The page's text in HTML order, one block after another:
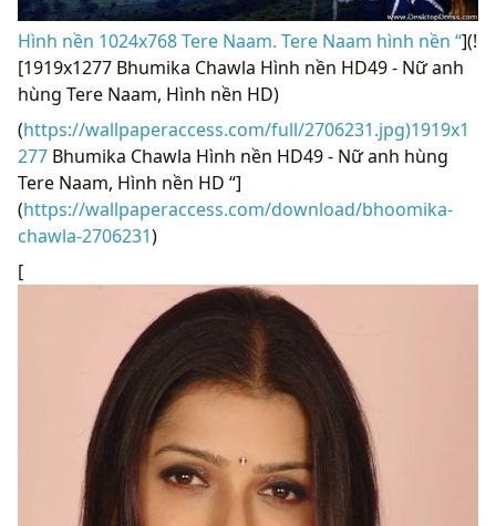
Hình nền 1024x768 Tere Naam. Tere Naam hình nền “](!
[1919x1277 Bhumika Chawla Hình nền HD49 - Nữ anh
hùng Tere Naam, Hình nền HD)
(https://wallpaperaccess.com/full/2706231.jpg)1919x1
277 Bhumika Chawla Hình nền HD49 - Nữ anh hùng
Tere Naam, Hình nền HD “]
(https://wallpaperaccess.com/download/bhoomika-
chawla-2706231)
[